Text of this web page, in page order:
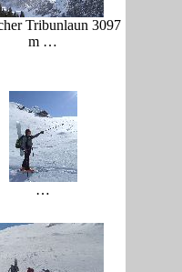
Tribunlaun 3097
m …
…